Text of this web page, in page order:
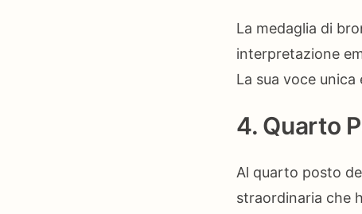
La medaglia di
interpretazione
La sua voce
4. Quarto
Al quarto posto
straordinaria che